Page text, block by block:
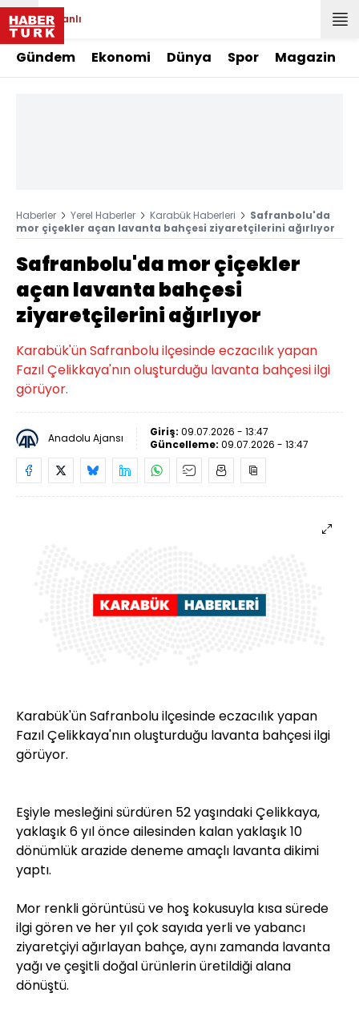
Canlı
Gündem Ekonomi Dünya Spor Magazin
Haberler Yerel Haberler Karabük Haberleri
Safranbolu'da
mor çiçekler açan lavanta bahçesi ziyaretçilerini ağırlıyor
Safranbolu'da mor çiçekler
açan lavanta bahçesi
ziyaretçilerini ağırlıyor
Karabük'ün Safranbolu ilçesinde eczacılık yapan
Fazıl Çelikkaya'nın oluşturduğu lavanta bahçesi ilgi
görüyor.
Anadolu Ajansı Giriş: 09.07.2026 - 13:47
Güncelleme: 09.07.2026 - 13:47
Karabük'ün Safranbolu ilçesinde eczacılık yapan
Fazıl Çelikkaya'nın oluşturduğu lavanta bahçesi ilgi
görüyor.
Eşiyle mesleğini sürdüren 52 yaşındaki Çelikkaya,
yaklaşık 6 yıl önce ailesinden kalan yaklaşık 10
dönümlük arazide deneme amaçlı lavanta dikimi
yaptı.
Mor renkli görüntüsü ve hoş kokusuyla kısa sürede
ilgi gören ve her yıl çok sayıda yerli ve yabancı
ziyaretçiyi ağırlayan bahçe, aynı zamanda lavanta
yağı ve çeşitli doğal ürünlerin üretildiği alana
dönüştü.